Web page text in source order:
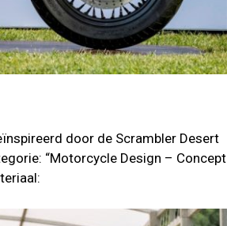
door de Scrambler Desert
“Motorcycle Design – Concept